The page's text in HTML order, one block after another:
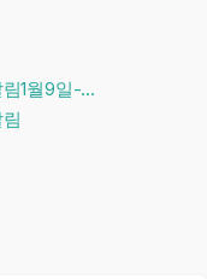
1월9일-...